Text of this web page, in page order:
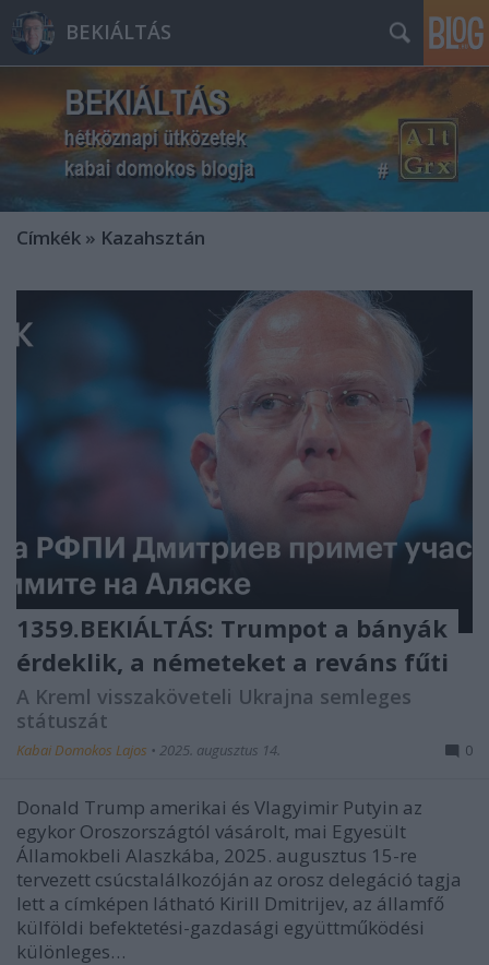
BEKIÁLTÁS
Címkék » Kazahsztán
1359.BEKIÁLTÁS: Trumpot a bányák
érdeklik, a németeket a reváns fűti
A Kreml visszaköveteli Ukrajna semleges
státuszát
Kabai Domokos Lajos • 2025. augusztus 14. 0
Donald Trump amerikai és Vlagyimir Putyin az
egykor Oroszországtól vásárolt, mai Egyesült
Államokbeli Alaszkába, 2025. augusztus 15-re
tervezett csúcstalálkozóján az orosz delegáció tagja
lett a címképen látható Kirill Dmitrijev, az államfő
külföldi befektetési-gazdasági együttműködési
különleges…